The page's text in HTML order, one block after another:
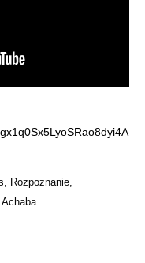
, Rozpoznanie,